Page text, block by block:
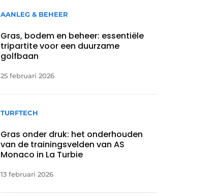
AANLEG & BEHEER
Gras, bodem en beheer: essentiële
tripartite voor een duurzame
golfbaan
25 februari 2026
TURFTECH
Gras onder druk: het onderhouden
van de trainingsvelden van AS
Monaco in La Turbie
13 februari 2026